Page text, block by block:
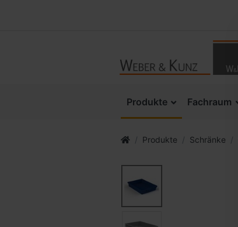
Produkte Fachraum
Produkte Schränke